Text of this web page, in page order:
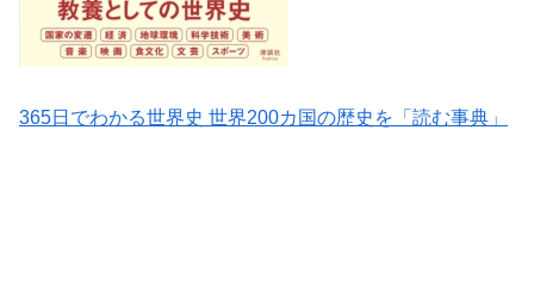
365日でわかる世界史 世界200カ国の歴史を「読む事典」